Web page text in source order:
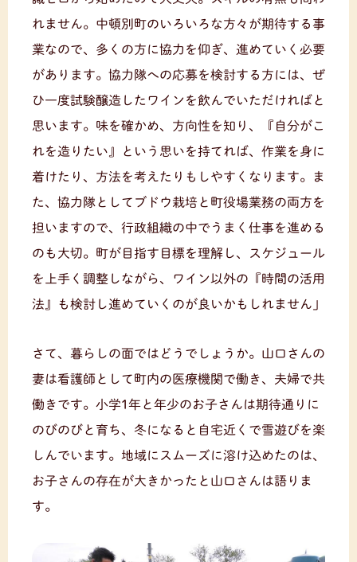
れません。中頓別町のいろいろな方々が期待する事
業なので、多くの方に協力を仰ぎ、進めていく必要
があります。協力隊への応募を検討する方には、ぜ
ひ一度試験醸造したワインを飲んでいただければと
思います。味を確かめ、方向性を知り、『自分がこ
れを造りたい』という思いを持てれば、作業を身に
着けたり、方法を考えたりもしやすくなります。ま
た、協力隊としてブドウ栽培と町役場業務の両方を
担いますので、行政組織の中でうまく仕事を進める
のも大切。町が目指す目標を理解し、スケジュール
を上手く調整しながら、ワイン以外の『時間の活用
法』も検討し進めていくのが良いかもしれません」
さて、暮らしの面ではどうでしょうか。山口さんの
妻は看護師として町内の医療機関で働き、夫婦で共
働きです。小学1年と年少のお子さんは期待通りに
のびのびと育ち、冬になると自宅近くで雪遊びを楽
しんでいます。地域にスムーズに溶け込めたのは、
お子さんの存在が大きかったと山口さんは語りま
す。